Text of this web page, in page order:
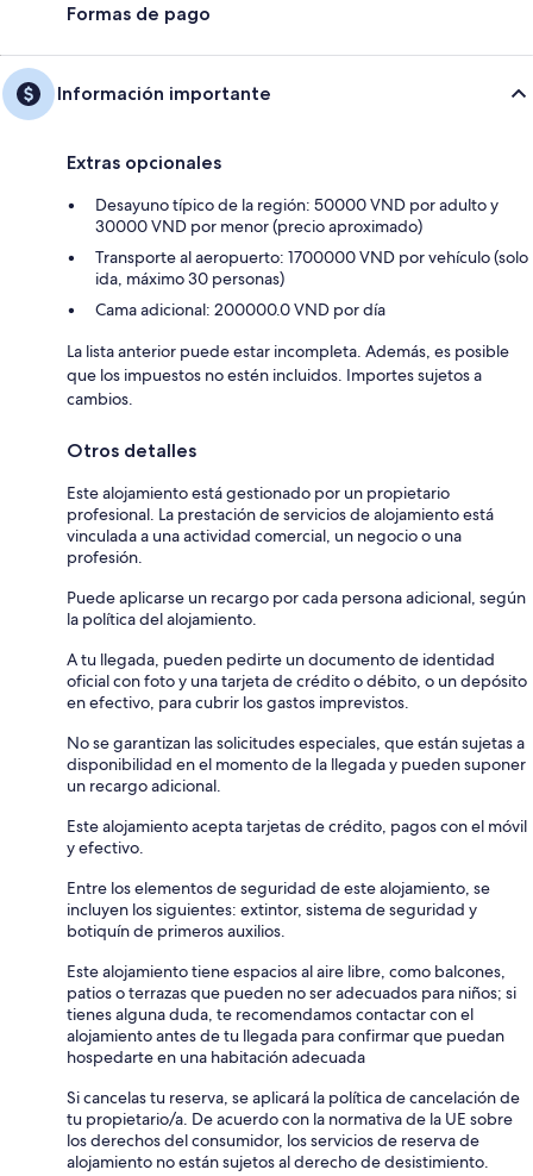
Formas de pago
Información importante
Extras opcionales
Desayuno típico de la región: 50000 VND por adulto y
30000 VND por menor (precio aproximado)
Transporte al aeropuerto: 1700000 VND por vehículo (solo
ida, máximo 30 personas)
Cama adicional: 200000.0 VND por día
La lista anterior puede estar incompleta. Además, es posible
que los impuestos no estén incluidos. Importes sujetos a
cambios.
Otros detalles
Este alojamiento está gestionado por un propietario
profesional. La prestación de servicios de alojamiento está
vinculada a una actividad comercial, un negocio o una
profesión.
Puede aplicarse un recargo por cada persona adicional, según
la política del alojamiento.
A tu llegada, pueden pedirte un documento de identidad
oficial con foto y una tarjeta de crédito o débito, o un depósito
en efectivo, para cubrir los gastos imprevistos.
No se garantizan las solicitudes especiales, que están sujetas a
disponibilidad en el momento de la llegada y pueden suponer
un recargo adicional.
Este alojamiento acepta tarjetas de crédito, pagos con el móvil
y efectivo.
Entre los elementos de seguridad de este alojamiento, se
incluyen los siguientes: extintor, sistema de seguridad y
botiquín de primeros auxilios.
Este alojamiento tiene espacios al aire libre, como balcones,
patios o terrazas que pueden no ser adecuados para niños; si
tienes alguna duda, te recomendamos contactar con el
alojamiento antes de tu llegada para confirmar que puedan
hospedarte en una habitación adecuada
Si cancelas tu reserva, se aplicará la política de cancelación de
tu propietario/a. De acuerdo con la normativa de la UE sobre
los derechos del consumidor, los servicios de reserva de
alojamiento no están sujetos al derecho de desistimiento.